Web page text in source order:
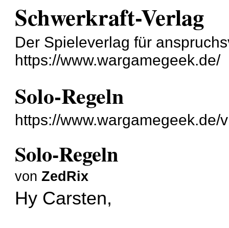
Schwerkraft-Verlag
Der Spieleverlag für
https://www.wargamegeek.de/
Solo-Regeln
https://www.wargamegeek.de/
Solo-Regeln
vonZedRix
Hy Carsten,